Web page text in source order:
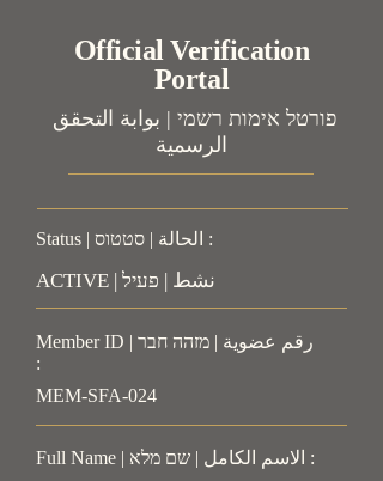
Official Verification
Portal
الرسمية
Status | الحالة | סטטוס :
ACTIVE | نشط | פעיל
Member ID | رقم عضوية | מזהה חבר
:
MEM-SFA-024
Full Name | الاسم الكامل | שם מלא :